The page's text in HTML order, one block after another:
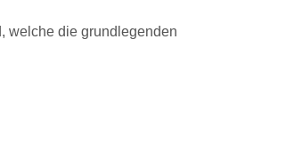
welche die grundlegenden